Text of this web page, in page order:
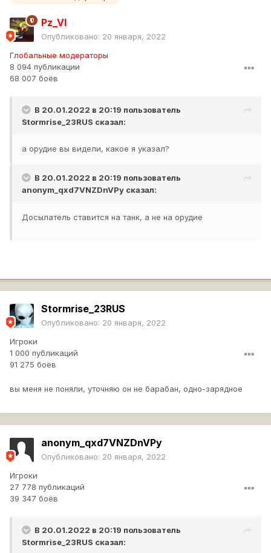
Pz_VI
Опубликовано: 20 января, 2022
Глобальные модераторы
8 094 публикации
68 007 боёв
В 20.01.2022 в 20:19 пользователь
Stormrise_23RUS сказал:
а орудие вы видели, какое я указал?
В 20.01.2022 в 20:19 пользователь
anonym_qxd7VNZDnVPy сказал:
Досылатель ставится на танк, а не на орудие
Stormrise_23RUS
Опубликовано: 20 января, 2022
Игроки
1 000 публикаций
91 275 боёв
вы меня не поняли, уточняю он не барабан, одно-зарядное
anonym_qxd7VNZDnVPy
Опубликовано: 20 января, 2022
Игроки
27 778 публикаций
39 347 боёв
В 20.01.2022 в 20:19 пользователь
Stormrise_23RUS сказал: